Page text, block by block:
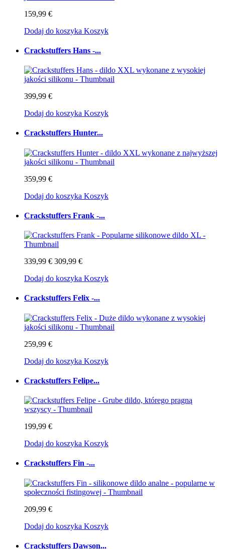
159,99 €
Dodaj do koszyka Koszyk
Crackstuffers Hans -...
399,99 €
Dodaj do koszyka Koszyk
Crackstuffers Hunter...
359,99 €
Dodaj do koszyka Koszyk
Crackstuffers Frank -...
339,99 € 309,99 €
Dodaj do koszyka Koszyk
Crackstuffers Felix -...
259,99 €
Dodaj do koszyka Koszyk
Crackstuffers Felipe...
199,99 €
Dodaj do koszyka Koszyk
Crackstuffers Fin -...
209,99 €
Dodaj do koszyka Koszyk
Crackstuffers Dawson...